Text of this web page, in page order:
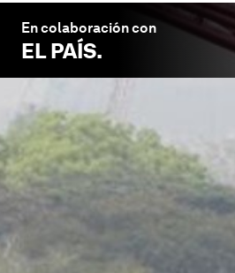
En colaboración con
EL PAÍS.